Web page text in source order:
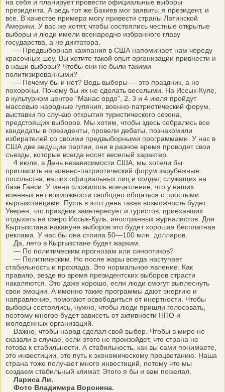
на себя и планирует провести официальные выборы
президента. А ведь тот же Бакиев мог заявить: я президент, и
все. В качестве примера могу привести страны Латинской
Америки. У вас же хотят, чтобы состоялись честные открытые
выборы и люди имели всенародно избранного главу
государства, а не диктатора.
— Предвыборная кампания в США напоминает нам череду
красочных шоу. Вы хотите такой опыт организации привнести и
в наши выборы? Чтобы они не были такими
политизированными?
— Почему бы и нет? Ведь выборы — это праздник, а не
похороны. Почему бы их не сделать веселыми. На Иссык-Куле,
в культурном центре “Манас ордо”, 2, 3 и 4 июля пройдут
массовые народные гуляния, военно-патриотический форум,
выставки по случаю открытия туристического сезона,
предстоящих выборов. Мы хотим, чтобы здесь собрались все
кандидаты в президенты, провели дебаты, познакомили
избирателей со своими предвыборными программами. У нас в
США две ведущие партии, они в разное время проводят свои
съезды, которые всегда носят веселый характер.
4 июля, в День независимости США, мы хотели бы
пригласить на военно-патриотический форум зарубежные
посольства, ваших официальных лиц и солдат, служащих на
базе Ганси. У меня сложилось впечатление, что у наших
военных нет возможности свободно общаться с простыми
кыргызстанцами. Пусть в этот день такая возможность будет.
Уверен, что праздник заинтересует и туристов, приехавших
отдыхать на озеро Иссык-Куль, иностранных журналистов. Для
Кыргызстана накануне выборов это будет хорошая бесплатная
реклама. У нас бы она стоила 50—100 млн. долларов.
Да, лето в Кыргызстане будет жарким.
— По политическим прогнозам или синоптиков?
— Политическим. Но после жары всегда наступает
стабильность и прохлада. Это нормальное явление. Как
правило, везде во время президентских выборов страсти
накаляются. Это даже хорошо, если люди смогут выплеснуть
свои эмоции. А именно такие программы дают энергию и
направление, помогают освободиться от инертности. Чтобы
выборы состоялись, нужно, чтобы люди пришли голосовать,
поэтому многое будет зависеть от активности НПО и
молодежных организаций.
Важно, чтобы народ сделал свой выбор. Чтобы в мире не
сказали в случае, если этого не произойдет, что страна не
готова к стабильности. А стабильность, как вы сами понимаете,
это инвестиции, это путь к экономическому процветанию. Наша
страна тоже получает много инвестиций, потому что мы
создаем стабильный климат. Этого я бы и вам пожелал.
Лариса Ли.
Фото Владимира Воронина.